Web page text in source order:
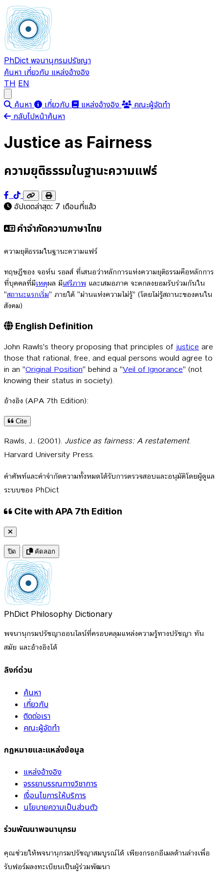
PhDict พจนานุกรมปรัชญา
ค้นหา เกี่ยวกับ แหล่งอ้างอิง
TH EN
ค้นหา เกี่ยวกับ แหล่งอ้างอิง
คณะผู้จัดทำ
กลับไปหน้าค้นหา
Justice as Fairness
ความยุติธรรมในฐานะความแฟร์
อัปเดตล่าสุด: 7 เดือนที่แล้ว
คำจำกัดความภาษาไทย
ความยุติธรรมในฐานะความแฟร์
ทฤษฎีของ จอห์น รอลส์ ที่เสนอว่าหลักการแห่งความยุติธรรมคือหลักการ
ที่บุคคลที่มีเหตุผล มีเสรีภาพ และเสมอภาค จะตกลงยอมรับร่วมกันใน
"สถานะแรกเริ่ม" ภายใต้ "ม่านแห่งความไม่รู้" (โดยไม่รู้สถานะของตนใน
สังคม)
English Definition
John Rawls's theory proposing that principles of justice are
those that rational, free, and equal persons would agree to
in an "Original Position" behind a "Veil of Ignorance" (not
knowing their status in society).
อ้างอิง (APA 7th Edition):
Cite
Rawls, J.. (2001). Justice as fairness: A restatement.
Harvard University Press.
คำศัพท์และคำจำกัดความทั้งหมดได้รับการตรวจสอบและอนุมัติโดยผู้ดูแล
ระบบของ PhDict
Cite with APA 7th Edition
ปิด คัดลอก
PhDict Philosophy Dictionary
พจนานุกรมปรัชญาออนไลน์ที่ครอบคลุมแหล่งความรู้ทางปรัชญา ทัน
สมัย และอ้างอิงได้
ลิงก์ด่วน
ค้นหา
เกี่ยวกับ
ติดต่อเรา
คณะผู้จัดทำ
กฎหมายและแหล่งข้อมูล
แหล่งอ้างอิง
จรรยาบรรณทางวิชาการ
เงื่อนไขการให้บริการ
นโยบายความเป็นส่วนตัว
ร่วมพัฒนาพจนานุกรม
คุณช่วยให้พจนานุกรมปรัชญาสมบูรณ์ได้ เพียงกรอกอีเมลด้านล่างเพื่อ
รับฟอร์มลงทะเบียนเป็นผู้ร่วมพัฒนา